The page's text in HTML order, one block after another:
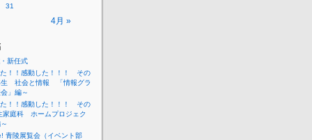
4月 »
31
新任式
！！感動した！！！ その
社会と情報 「情報グラ
」編～
！！感動した！！！ その
家庭科 ホームプロジェク
青陵展覧会（イベント部